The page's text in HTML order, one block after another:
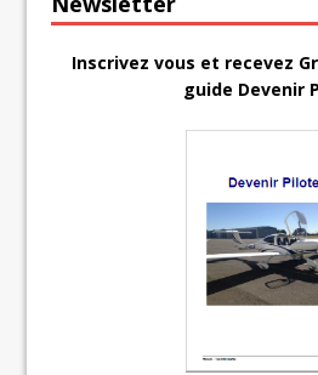
Inscrivez vous et recevez
guide Devenir